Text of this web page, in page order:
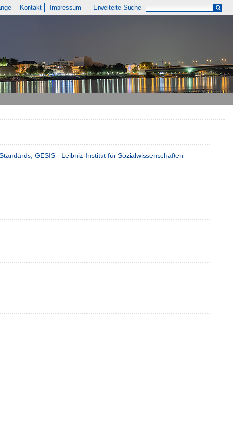
Kontakt Impressum Erweiterte Suche
GESIS - Leibniz-Institut für Sozialwissenschaften